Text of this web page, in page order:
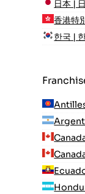
日本 |
香港特
한국 |